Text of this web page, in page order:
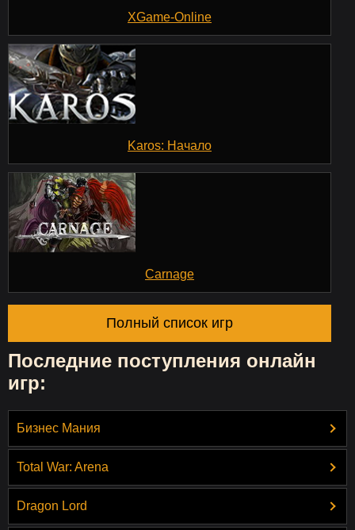
XGame-Online
Karos: Начало
Carnage
Полный список игр
Последние поступления онлайн
игр:
Бизнес Мания
Total War: Arena
Dragon Lord